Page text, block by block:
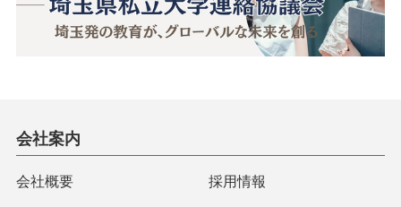
会社案内
会社概要 採用情報